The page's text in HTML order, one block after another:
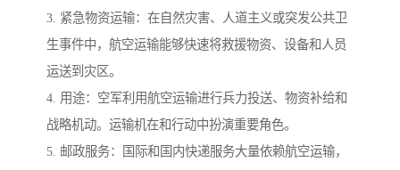
3. 紧急物资运输：在自然灾害、人道主义或突发公共卫
生事件中，航空运输能够快速将救援物资、设备和人员
运送到灾区。
4. 用途：空军利用航空运输进行兵力投送、物资补给和
战略机动。运输机在和行动中扮演重要角色。
5. 邮政服务：国际和国内快递服务大量依赖航空运输，